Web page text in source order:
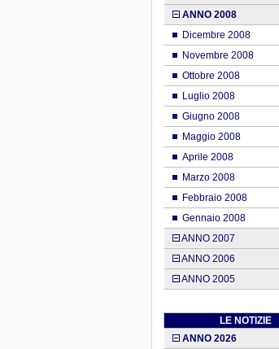
ANNO 2008
Dicembre 2008
Novembre 2008
Ottobre 2008
Luglio 2008
Giugno 2008
Maggio 2008
Aprile 2008
Marzo 2008
Febbraio 2008
Gennaio 2008
ANNO 2007
ANNO 2006
ANNO 2005
LE NOTIZIE
ANNO 2026